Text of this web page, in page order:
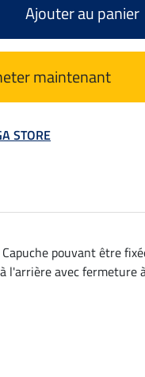
Ajouter au panier
maintenant
STORE
pouvant être
l'arrière avec fermeture